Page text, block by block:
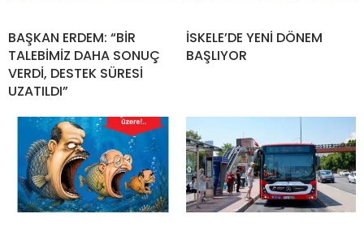
2026 AİR BADMİNTON TÜRKİYE ŞAMPİYONASI